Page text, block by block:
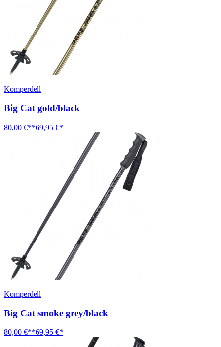
Komperdell
Big Cat gold/black
80,00 €**69,95 €*
Komperdell
Big Cat smoke grey/black
80,00 €**69,95 €*